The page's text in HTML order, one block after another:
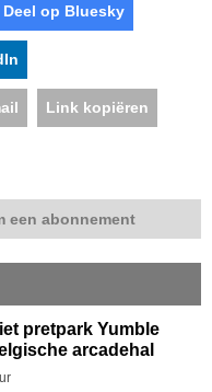
Deel op Bluesky
Link kopiëren
een abonnement
pretpark Yumble
arcadehal